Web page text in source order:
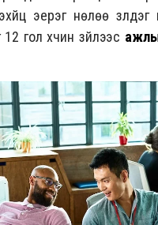
эерэг нөлөө
гол хүчин зүйлээс